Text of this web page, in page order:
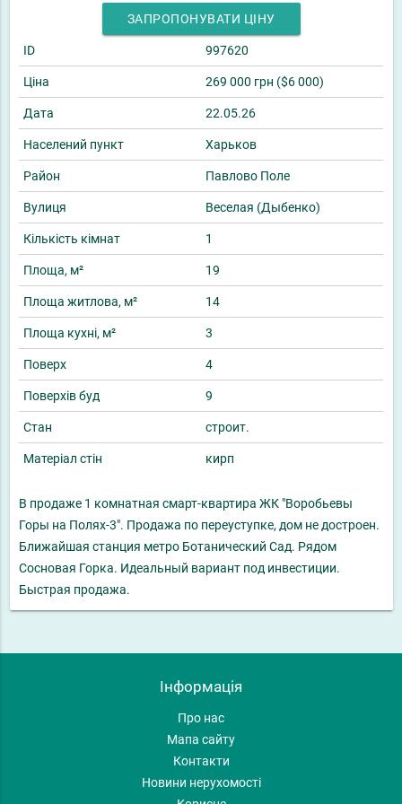
ЗАПРОПОНУВАТИ ЦІНУ
ID 997620
Ціна 269 000 грн ($6 000)
Дата 22.05.26
Населений пункт Харьков
Район Павлово Поле
Вулиця Веселая (Дыбенко)
Кількість кімнат 1
Площа, м² 19
Площа житлова, м² 14
Площа кухні, м² 3
Поверх 4
Поверхів буд 9
Стан строит.
Матеріал стін кирп
В продаже 1 комнатная смарт-квартира ЖК "Воробьевы
Горы на Полях-3". Продажа по переуступке, дом не достроен.
Ближайшая станция метро Ботанический Сад. Рядом
Сосновая Горка. Идеальный вариант под инвестиции.
Быстрая продажа.
Інформація
Про нас
Мапа сайту
Контакти
Новини нерухомості